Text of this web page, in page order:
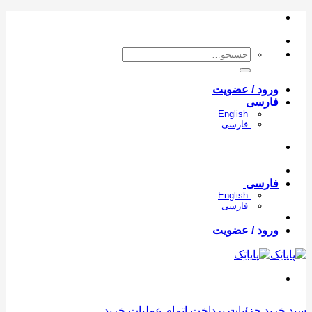
Skip
content
جستجو
برای:
ورود / عضویت
فارسی
فارسی
فارسی
فارسی
ورود / عضویت